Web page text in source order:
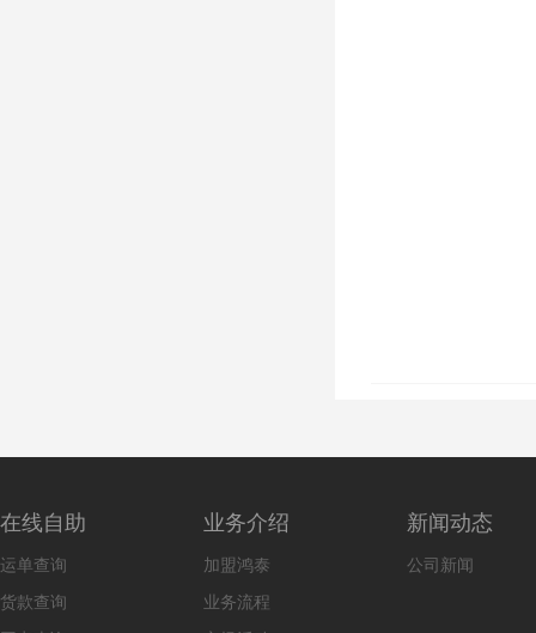
在线自助
运单查询
货款查询
业务介绍
加盟鸿泰
业务流程
新闻动态
公司新闻